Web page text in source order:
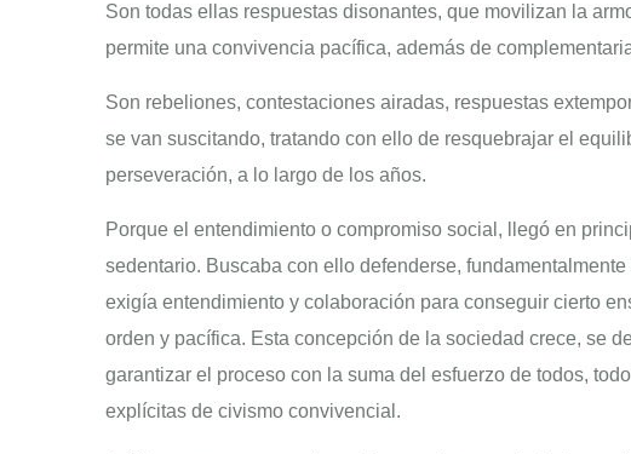
Son todas ellas respuestas disonantes, que movilizan la
permite una convivencia pacífica, además de
Son rebeliones, contestaciones airadas, respuestas
se van suscitando, tratando con ello de resquebrajar el
perseveración, a lo largo de los años.
Porque el entendimiento o compromiso social, llegó en
sedentario. Buscaba con ello defenderse,
exigía entendimiento y colaboración para conseguir cierto
orden y pacífica. Esta concepción de la sociedad crece, se
garantizar el proceso con la suma del esfuerzo de todos,
explícitas de civismo convivencial.